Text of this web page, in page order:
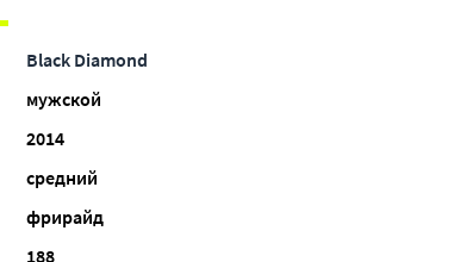
Black Diamond
мужской
2014
средний
фрирайд
188